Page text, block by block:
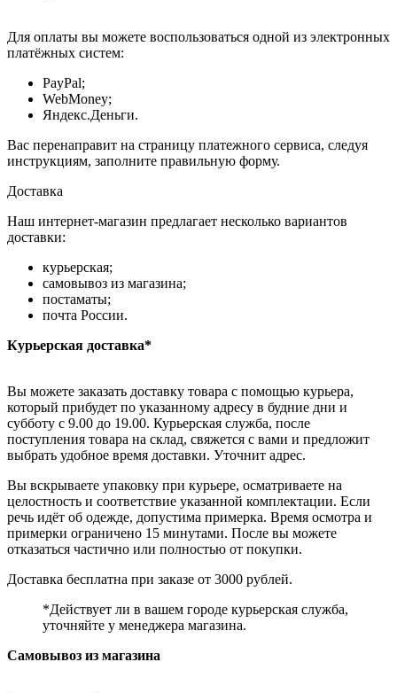
Для оплаты вы можете воспользоваться одной из электронных
платёжных систем:
PayPal;
WebMoney;
Яндекс.Деньги.
Вас перенаправит на страницу платежного сервиса, следуя
инструкциям, заполните правильную форму.
Доставка
Наш интернет-магазин предлагает несколько вариантов
доставки:
курьерская;
самовывоз из магазина;
постаматы;
почта России.
Курьерская доставка*
Вы можете заказать доставку товара с помощью курьера,
который прибудет по указанному адресу в будние дни и
субботу с 9.00 до 19.00. Курьерская служба, после
поступления товара на склад, свяжется с вами и предложит
выбрать удобное время доставки. Уточнит адрес.
Вы вскрываете упаковку при курьере, осматриваете на
целостность и соответствие указанной комплектации. Если
речь идёт об одежде, допустима примерка. Время осмотра и
примерки ограничено 15 минутами. После вы можете
отказаться частично или полностью от покупки.
Доставка бесплатна при заказе от 3000 рублей.
*Действует ли в вашем городе курьерская служба,
уточняйте у менеджера магазина.
Самовывоз из магазина